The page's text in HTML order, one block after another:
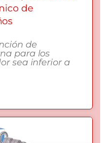
de
de
para los
sea inferior a